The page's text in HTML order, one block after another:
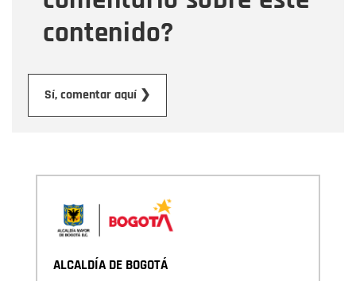
contenido?
Sí, comentar aquí ❯
ALCALDÍA DE BOGOTÁ